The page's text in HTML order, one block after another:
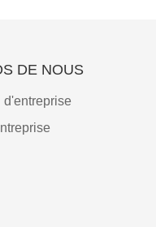
DE NOUS
d'entreprise